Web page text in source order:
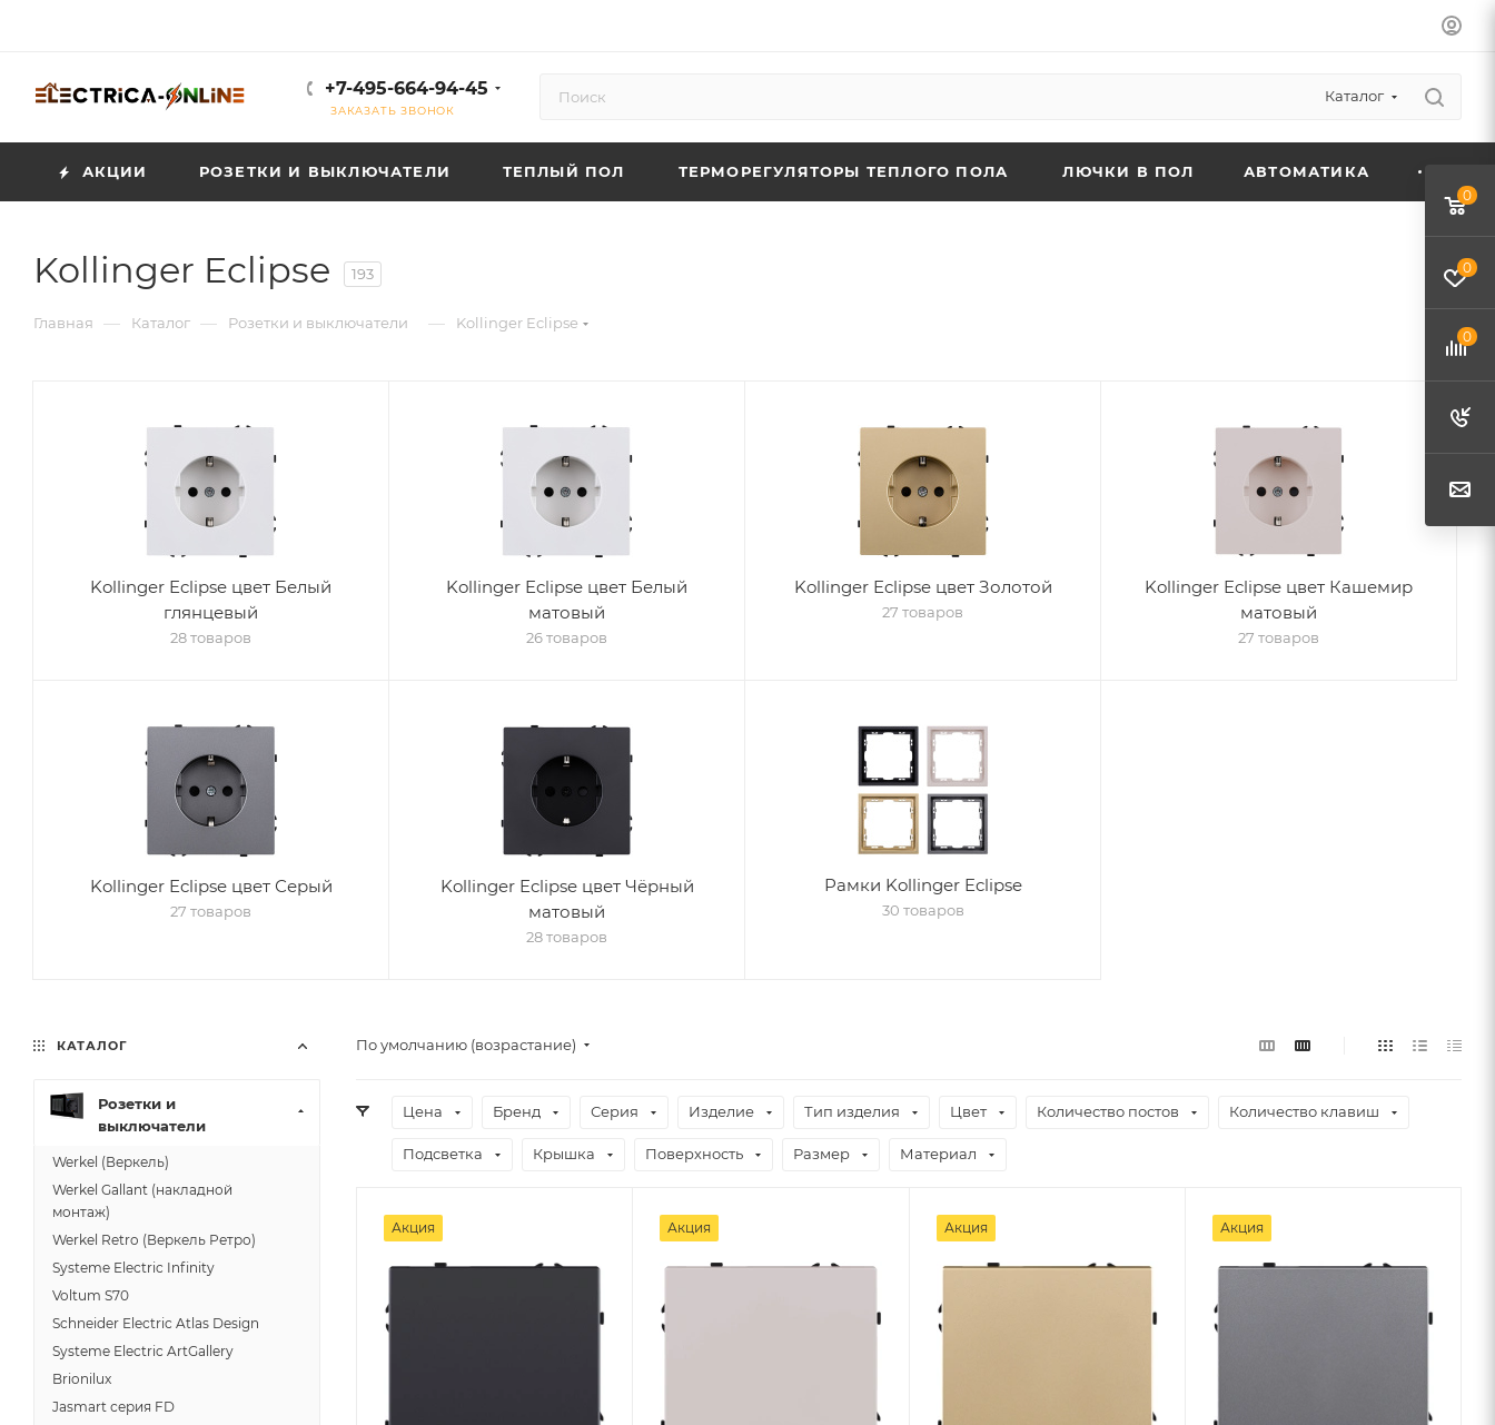
+7-495-664-94-45
ЗАКАЗАТЬ ЗВОНОК
Каталог
АКЦИИ РОЗЕТКИ И ВЫКЛЮЧАТЕЛИ ТЕПЛЫЙ ПОЛ ТЕРМОРЕГУЛЯТОРЫ ТЕПЛОГО ПОЛА ЛЮЧКИ В ПОЛ АВТОМАТИКА
Kollinger Eclipse 193
Главная — Каталог — Розетки и выключатели — Kollinger Eclipse
Kollinger Eclipse цвет Белый
глянцевый
28 товаров
Kollinger Eclipse цвет Белый
матовый
26 товаров
Kollinger Eclipse цвет Золотой
27 товаров
Kollinger Eclipse цвет Кашемир
матовый
27 товаров
Kollinger Eclipse цвет Серый
27 товаров
Kollinger Eclipse цвет Чёрный
матовый
28 товаров
Рамки Kollinger Eclipse
30 товаров
По умолчанию (возрастание)
Цена Бренд Серия Изделие Тип изделия Цвет Количество постов Количество клавиш
Подсветка Крышка Поверхность Размер Материал
Акция Акция Акция Акция
КАТАЛОГ
Розетки и
выключатели
Werkel (Веркель)
Werkel Gallant (накладной
монтаж)
Werkel Retro (Веркель Ретро)
Systeme Electric Infinity
Voltum S70
Schneider Electric Atlas Design
Systeme Electric ArtGallery
Brionilux
Jasmart серия FD
0
0
0